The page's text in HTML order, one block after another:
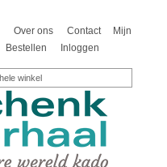
Over ons Contact
Mijn
Bestellen Inloggen